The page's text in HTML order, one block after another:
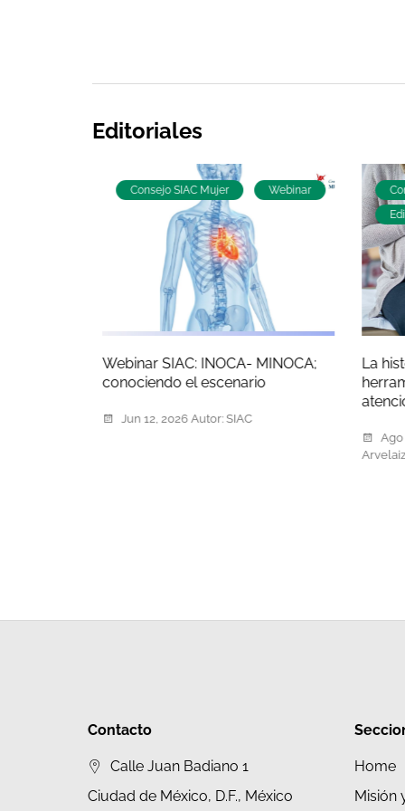
Editoriales
Consejo SIAC Mujer Webinar
Webinar SIAC: INOCA- MINOCA;
conociendo el escenario
Jun 12, 2026 Autor:SIAC
La
Ago
Contacto
Calle Juan Badiano 1
Ciudad de México, D.F., México
Home
Misión